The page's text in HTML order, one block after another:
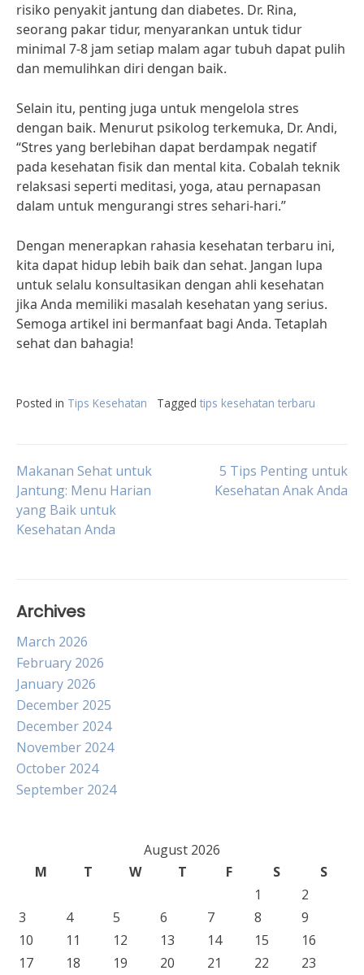
risiko penyakit jantung dan diabetes. Dr. Rina,
seorang pakar tidur, menyarankan untuk tidur
minimal 7-8 jam setiap malam agar tubuh dapat pulih
dan memulihkan diri dengan baik.
Selain itu, penting juga untuk mengelola stres
dengan baik. Menurut psikolog terkemuka, Dr. Andi,
“Stres yang berlebihan dapat berdampak negatif
pada kesehatan fisik dan mental kita. Cobalah teknik
relaksasi seperti meditasi, yoga, atau pernapasan
dalam untuk mengurangi stres sehari-hari.”
Dengan menerapkan rahasia kesehatan terbaru ini,
kita dapat hidup lebih baik dan sehat. Jangan lupa
untuk selalu konsultasikan dengan ahli kesehatan
jika Anda memiliki masalah kesehatan yang serius.
Semoga artikel ini bermanfaat bagi Anda. Tetaplah
sehat dan bahagia!
Posted in Tips Kesehatan Tagged tips kesehatan terbaru
Post
navigation
Makanan Sehat untuk
Jantung: Menu Harian
yang Baik untuk
Kesehatan Anda
5 Tips Penting untuk
Kesehatan Anak Anda
Archives
March 2026
February 2026
January 2026
December 2025
December 2024
November 2024
October 2024
September 2024
August 2026
M
T W T F S
S
1
2
3
4 5 6 7 8
9
10
11 12 13 14 15
16
17
18 19 20 21 22 23